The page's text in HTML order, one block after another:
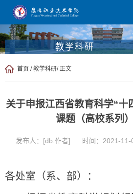
教学科研
首页 /教学科研/ 正文
关于申报江西省教育科学“十
课题（高校系列
发布人：[db:作者] 时间：2021-11-
各处室（系、部）：